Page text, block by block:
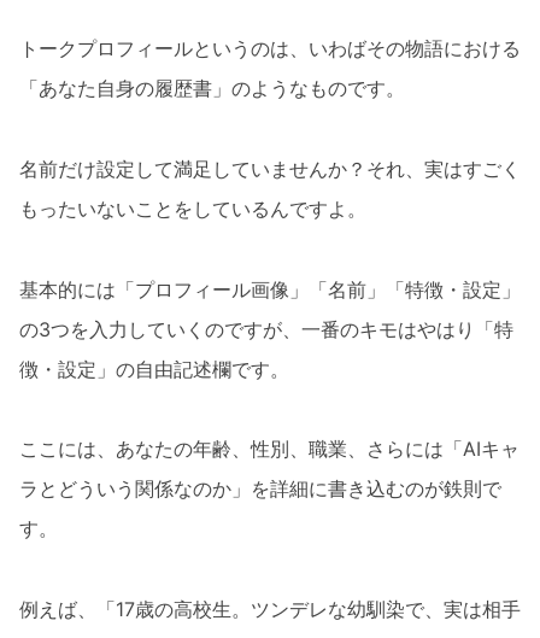
トークプロフィールというのは、いわばその物語における
「あなた自身の履歴書」のようなものです。
名前だけ設定して満足していませんか？それ、実はすごく
もったいないことをしているんですよ。
基本的には「プロフィール画像」「名前」「特徴・設定」
の3つを入力していくのですが、一番のキモはやはり「特
徴・設定」の自由記述欄です。
ここには、あなたの年齢、性別、職業、さらには「AIキャ
ラとどういう関係なのか」を詳細に書き込むのが鉄則で
す。
例えば、「17歳の高校生。ツンデレな幼馴染で、実は相手